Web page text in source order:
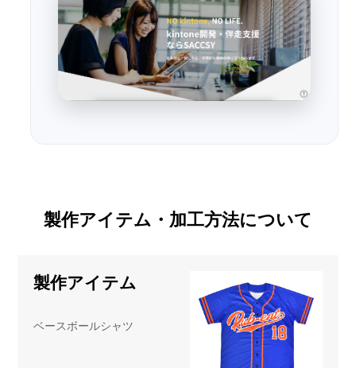
製作アイテム・加工方法について
製作アイテム
ベースボールシャツ